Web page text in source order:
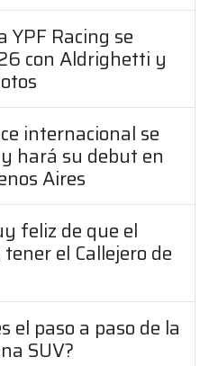
YPF Racing se
con Aldrighetti y
internacional se
hará su debut en
Aires
feliz de que el
el Callejero de
el paso a paso de la
SUV?